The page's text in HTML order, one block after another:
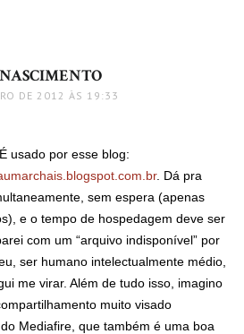
DE 2012 ÀS 19:33
usado por esse blog:
. Dá pra
sem espera (apenas
e o tempo de hospedagem deve ser
com um “arquivo indisponível” por
ser humano intelectualmente médio,
me virar. Além de tudo isso, imagino
muito visado
Mediafire, que também é uma boa